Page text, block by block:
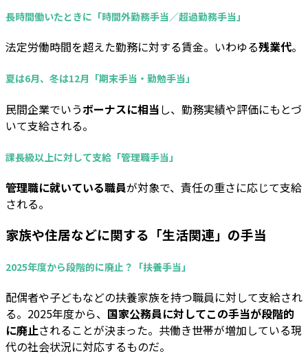
長時間働いたときに「時間外勤務手当／超過勤務手当」
法定労働時間を超えた勤務に対する賃金。いわゆる残業代。
夏は6月、冬は12月「期末手当・勤勉手当」
民間企業でいうボーナスに相当し、勤務実績や評価にもとづ
いて支給される。
課長級以上に対して支給「管理職手当」
管理職に就いている職員が対象で、責任の重さに応じて支給
される。
家族や住居などに関する「生活関連」の手当
2025年度から段階的に廃止？「扶養手当」
配偶者や子どもなどの扶養家族を持つ職員に対して支給され
る。2025年度から、 国家公務員に対してこの手当が段階的
に廃止されることが決まった。共働き世帯が増加している現
代の社会状況に対応するものだ。